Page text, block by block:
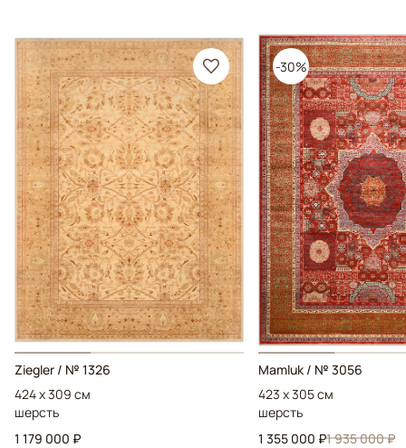
Ziegler / № 1326
424 x 309 см
шерсть
1 179 000 ₽
-30%
Mamluk / № 3056
423 x 305 см
шерсть
1 355 000 ₽1 935 000 ₽